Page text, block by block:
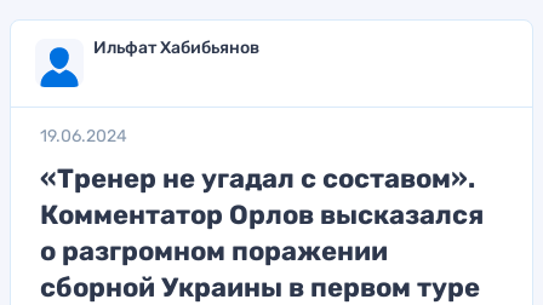
Ильфат Хабибьянов
19.06.2024
«Тренер не угадал с составом».
Комментатор Орлов высказался
о разгромном поражении
сборной Украины в первом туре